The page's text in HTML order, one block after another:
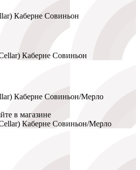
Каберне Совиньон
Каберне Совиньон/Мерло
в магазине